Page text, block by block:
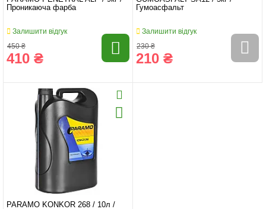
Проникаюча фарба
Залишити відгук
450 ₴
410 ₴
Гумоасфальт
Залишити відгук
230 ₴
210 ₴
PARAMO KONKOR 268 / 10л /